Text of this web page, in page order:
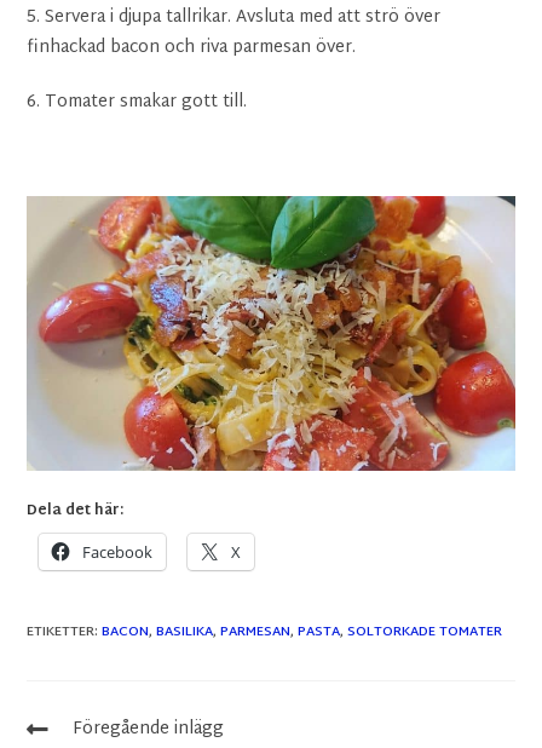
5. Servera i djupa tallrikar. Avsluta med att strö över
finhackad bacon och riva parmesan över.
6. Tomater smakar gott till.
Dela det här:
Facebook X
ETIKETTER:BACON, BASILIKA, PARMESAN, PASTA, SOLTORKADE TOMATER
Föregående inlägg